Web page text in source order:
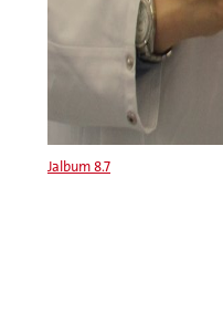
Jalbum 8.7